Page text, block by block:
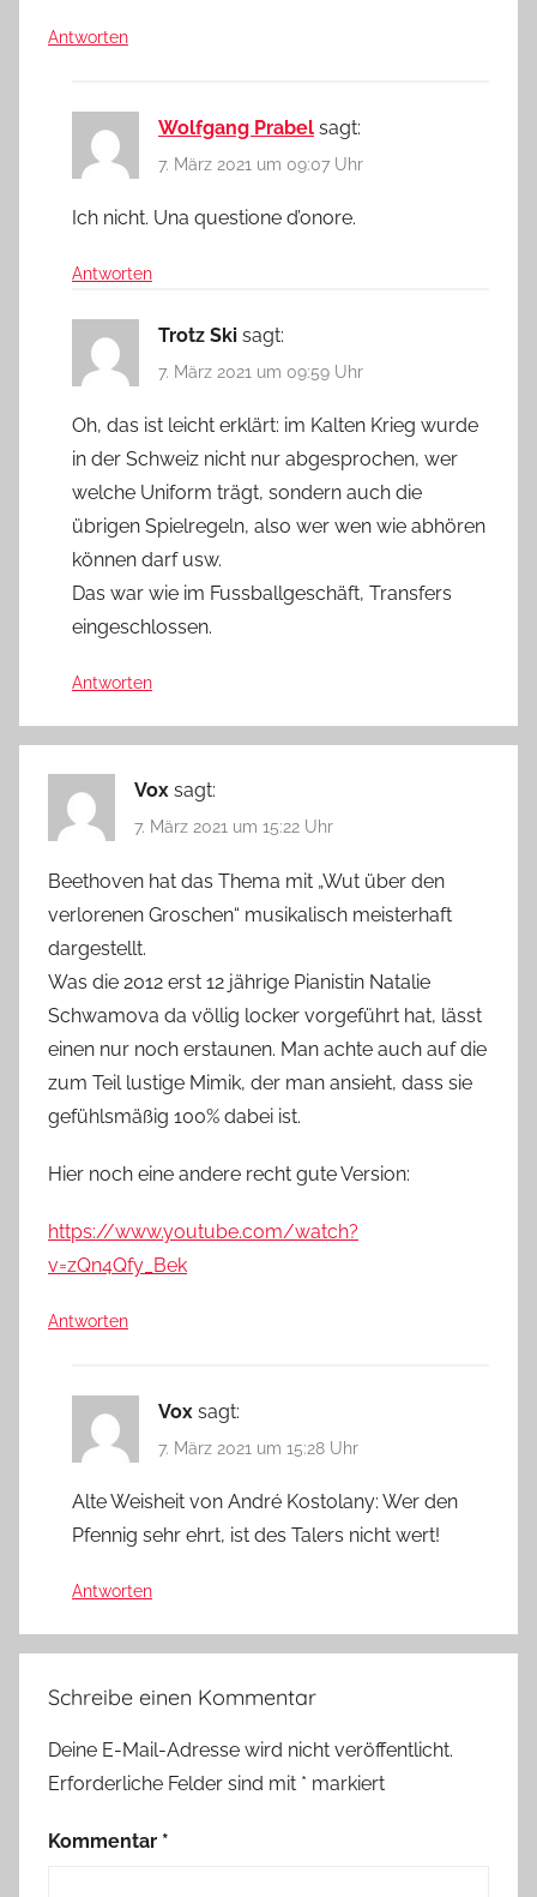
Antworten
Wolfgang Prabel sagt:
7. März 2021 um 09:07 Uhr
Ich nicht. Una questione d’onore.
Antworten
Trotz Ski sagt:
7. März 2021 um 09:59 Uhr
Oh, das ist leicht erklärt: im Kalten Krieg wurde
in der Schweiz nicht nur abgesprochen, wer
welche Uniform trägt, sondern auch die
übrigen Spielregeln, also wer wen wie abhören
können darf usw.
Das war wie im Fussballgeschäft, Transfers
eingeschlossen.
Antworten
Vox sagt:
7. März 2021 um 15:22 Uhr
Beethoven hat das Thema mit „Wut über den
verlorenen Groschen“ musikalisch meisterhaft
dargestellt.
Was die 2012 erst 12 jährige Pianistin Natalie
Schwamova da völlig locker vorgeführt hat, lässt
einen nur noch erstaunen. Man achte auch auf die
zum Teil lustige Mimik, der man ansieht, dass sie
gefühlsmäßig 100% dabei ist.
Hier noch eine andere recht gute Version:
https://www.youtube.com/watch?
v=zQn4Qfy_Bek
Antworten
Vox sagt:
7. März 2021 um 15:28 Uhr
Alte Weisheit von André Kostolany: Wer den
Pfennig sehr ehrt, ist des Talers nicht wert!
Antworten
Schreibe einen Kommentar
Deine E-Mail-Adresse wird nicht veröffentlicht.
Erforderliche Felder sind mit * markiert
Kommentar *